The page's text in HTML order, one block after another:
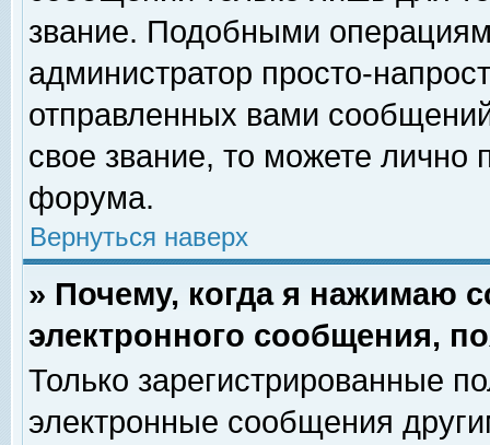
звание. Подобными
администратор просто-
отправленных вами
свое звание, то можете лично
форума.
Вернуться наверх
» Почему, когда я нажимаю
электронного сообщения,
Только зарегистрированные
электронные сообщения